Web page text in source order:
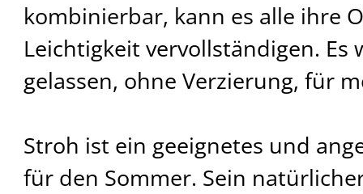
kombinierbar, kann es alle ihre
Leichtigkeit vervollständigen. Es
gelassen, ohne Verzierung, für
Stroh ist ein geeignetes und
für den Sommer. Sein